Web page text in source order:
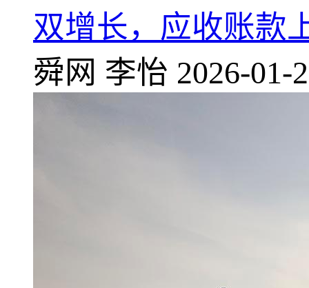
双增长，应收账款
舜网 李怡 2026-01-